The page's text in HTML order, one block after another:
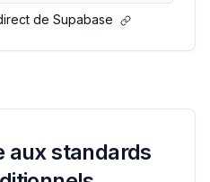
de Supabase
aux standards